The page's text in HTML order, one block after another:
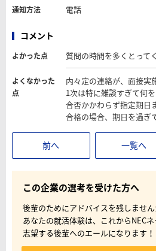
通知方法 電話
コメント
よかった点 質問の時間を多くとって
よくなかった
点
内々定の連絡が、面接実
1次は特に雑談すぎて何
合否かかわらず指定期日
合格の場合、期日を過ぎ
前へ 一覧へ
この企業の選考を受けた方へ
後輩のためにアドバイスを残しません
あなたの就活体験は、これからNEC
志望する後輩へのエールになります！